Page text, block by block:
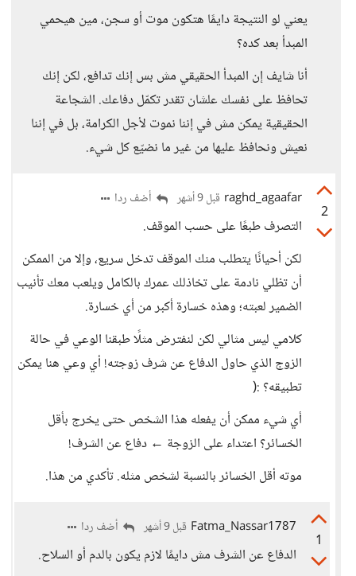
يعني لو النتيجة دايمًا هتكون موت أو سجن، مين هيحمي
المبدأ بعد كده؟
أنا شايف إن المبدأ الحقيقي مش بس إنك تدافع، لكن إنك
تحافظ على نفسك علشان تقدر تكمّل دفاعك. الشجاعة
الحقيقية يمكن مش في إننا نموت لأجل الكرامة، بل في إننا
نعيش ونحافظ عليها من غير ما نضيّع كل شيء.
2
raghd_agaafar قبل 9 أشهر أضف ردا
التصرف طبعًا على حسب الموقف.
لكن أحيانًا يتطلب منك الموقف تدخل سريع، وإلا من الممكن
أن تظلي نادمة على تخاذلك عمرك بالكامل ويلعب معك تأنيب
الضمير لعبته؛ وهذه خسارة أكبر من أي خسارة.
كلامي ليس مثالي لكن لنفترض مثلًا طبقنا الوعي في حالة
الزوج الذي حاول الدفاع عن شرف زوجته! أي وعي هنا يمكن
تطبيقه؟ :(
أي شيء ممكن أن يفعله هذا الشخص حتى يخرج بأقل
الخسائر؟ اعتداء على الزوجة ← دفاع عن الشرف!
موته أقل الخسائر بالنسبة لشخص مثله. تأكدي من هذا.
1
Fatma_Nassar1787 قبل 9 أشهر أضف ردا
الدفاع عن الشرف مش دايمًا لازم يكون بالدم أو السلاح.